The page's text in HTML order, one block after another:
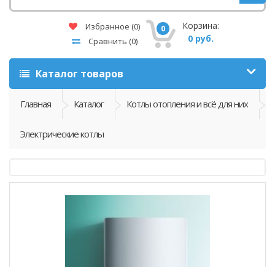
Избранное (0)
Сравнить (0)
0
Корзина:
0 руб.
Каталог товаров
Главная Каталог Котлы отопления и всё для них
Электрические котлы